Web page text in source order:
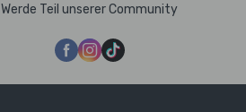
Werde Teil unserer Community